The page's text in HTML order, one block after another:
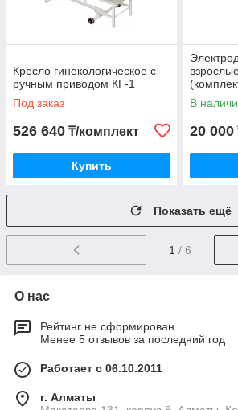
Кресло гинекологическое с
ручным приводом КГ-1
Под заказ
526 640 ₸/комплект
Купить
В
20 000
Показать ещё
1 / 6
О нас
Рейтинг не сформирован
Менее 5 отзывов за последний год
Работает с 06.10.2011
г. Алматы